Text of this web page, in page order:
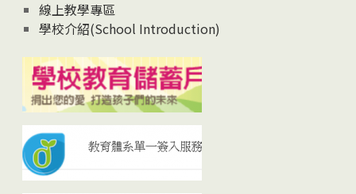
線上教學專區
學校介紹(School Introduction)